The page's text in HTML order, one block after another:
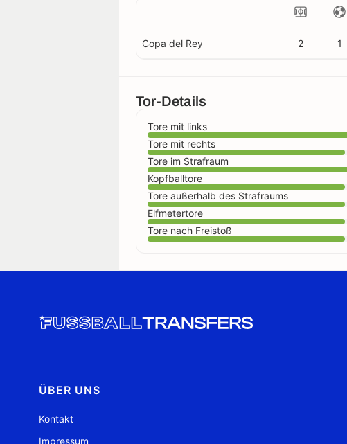
Copa del Rey 2 1
Tor-Details
Tore mit links
Tore mit rechts
Tore im Strafraum
Kopfballtore
Tore außerhalb des Strafraums
Elfmetertore
Tore nach Freistoß
ÜBER UNS
Kontakt
Impressum